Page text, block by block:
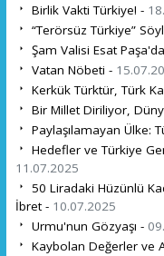
Birlik Vakti Türkiye! -
“Terörsüz Türkiye”
Şam Valisi Esat
Vatan Nöbeti -
Kerkük Türktür, Türk
Bir Millet Diriliyor,
Paylaşılamayan Ülke:
Hedefler ve Türkiye
11.07.2025
50 Liradaki Hüzünlü
İbret - 10.07.2025
Urmu'nun Gözyaşı -
Kaybolan Değerler ve